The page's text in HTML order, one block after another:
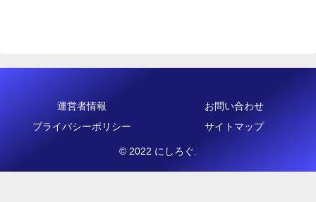
運営者情報
お問い合わせ
プライバシーポリシー
サイトマップ
© 2022 にしろぐ.